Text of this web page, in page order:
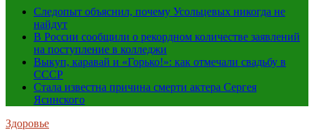
Следопыт объяснил, почему Усольцевых никогда не
найдут
В России сообщили о рекордном количестве заявлений
на поступление в колледжи
Выкуп, каравай и «Горько!»: как отмечали свадьбу в
СССР
Стала известна причина смерти актера Сергея
Ясинского
Здоровье